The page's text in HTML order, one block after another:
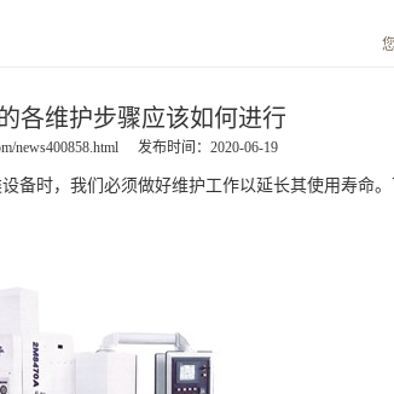
各维护步骤应该如何进行
news400858.html 发布时间：2020-06-19
时，我们必须做好维护工作以延长其使用寿命